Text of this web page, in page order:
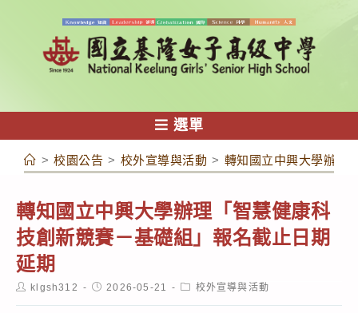
容
選單
> 校園公告 > 校外宣導與活動 > 轉知國立中興大學辦理
轉知國立中興大學辦理「智慧健康科
技創新競賽－基礎組」報名截止日期
延期
Postklgsh312
Post2026-05-21
Post校外宣導與活動